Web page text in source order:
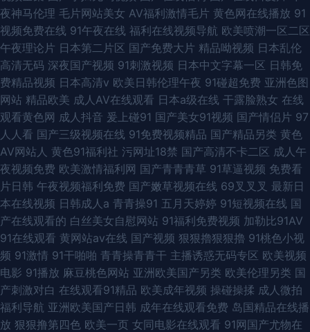
夜神马伦理 毛片网站美女 AV福利激情毛片 黄色网在线播放 91
视频免费在线 91午夜在线 福利在线视频导航 欧美喷潮一区二区
午夜理论片 日本第二片区 国产免费大片 精品呦视频 日本乱伦
高清无码 深夜国产视频 91刺激视频 日本中文字幕一区 日韩免
费精品视频 日本高清v 欧美日韩伦理午夜 91碰超免费 亚洲色图
网站 精品欧美 成人AV在线观看 日本a级在线 干露脸熟女 在线
观看黄色网 成人抖音 爰上碰91 国产美女91视频 国产情侣片 97
人人看 国产三级视频在线 91免费视频精品 国产精品另类 黄色
AV网站人 黄色91福利社 污网址18禁 国产高清不卡二区 成人午
夜视频免费 欧美激情福利网 国产青青青草 91草逼视频 免费看
片日韩 午夜视频福利免费 国产嫩草视频在线 69叉叉叉 最新日
本在线视频 日韩成人a 青青操91 五月天婷婷 91短视频在线 国
产在线观看的 白丝美女自慰网站 91福利免费视频 加勒比91AV
91在线观看 黄网站av在线 国产视频 狠狠擼狠狠擼 91桃色小视
频 91激情 91干啪啪 青青操青青干 主播诱惑无码专区 欧美视频
电影 91播放 麻豆桃色网站 亚洲欧美国产另类 欧美伦理另类 国
产刺激对白 在线观看91精品 欧美成年视频 操碰操揉 成人微拍
福利导航 亚洲欧美国产日韩 成年在线观看免费 岛国精品在线播
放 狠狠撸第四色 欧美一页 女同电影在线观看 91网国产尤物在